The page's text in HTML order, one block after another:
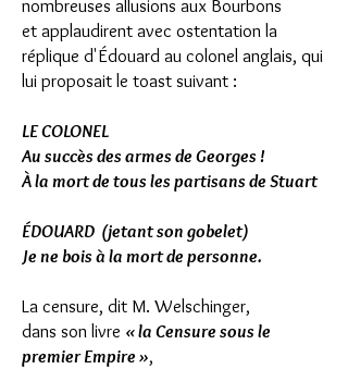
nombreuses allusions aux Bourbons
et applaudirent avec ostentation la
réplique d'Édouard au colonel anglais, qui
lui proposait le toast suivant :
LE COLONEL
Au succès des armes de Georges !
À la mort de tous les partisans de Stuart
ÉDOUARD (jetant son gobelet)
Je ne bois à la mort de personne.
La censure, dit M. Welschinger,
dans son livre « la Censure sous le
premier Empire »,